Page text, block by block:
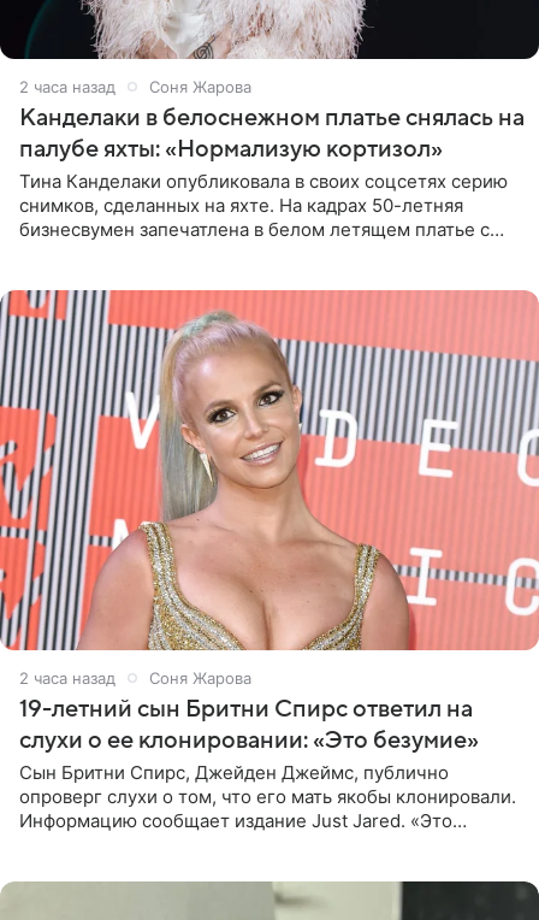
2 часа назад Соня Жарова
Канделаки в белоснежном платье снялась на
палубе яхты: «Нормализую кортизол»
Тина Канделаки опубликовала в своих соцсетях серию
снимков, сделанных на яхте. На кадрах 50-летняя
бизнесвумен запечатлена в белом летящем платье с
2 часа назад Соня Жарова
19-летний сын Бритни Спирс ответил на
слухи о ее клонировании: «Это безумие»
Сын Бритни Спирс, Джейден Джеймс, публично
опроверг слухи о том, что его мать якобы клонировали.
Информацию сообщает издание Just Jared. «Это